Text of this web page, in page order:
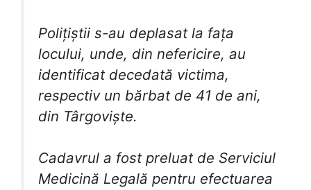
Polițiștii s-au deplasat la fața
locului, unde, din nefericire, au
identificat decedată victima,
respectiv un bărbat de 41 de ani,
din Târgoviște.
Cadavrul a fost preluat de Serviciul
Medicină Legală pentru efectuarea